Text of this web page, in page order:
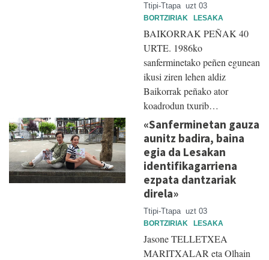
Ttipi-Ttapa uzt 03
BORTZIRIAK LESAKA
BAIKORRAK PEÑAK 40
URTE. 1986ko
sanferminetako peñen egunean
ikusi ziren lehen aldiz
Baikorrak peñako ator
koadrodun txurib…
«Sanferminetan gauza
aunitz badira, baina
egia da Lesakan
identifikagarriena
ezpata dantzariak
direla»
Ttipi-Ttapa uzt 03
BORTZIRIAK LESAKA
Jasone TELLETXEA
MARITXALAR eta Olhain